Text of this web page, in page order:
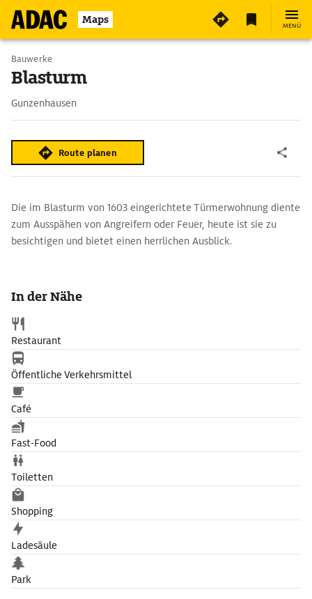
Maps MENÜ
Bauwerke
Blasturm
Gunzenhausen
Route planen
Die im Blasturm von 1603 eingerichtete Türmerwohnung diente
zum Ausspähen von Angreifern oder Feuer, heute ist sie zu
besichtigen und bietet einen herrlichen Ausblick.
In der Nähe
Restaurant
Öffentliche Verkehrsmittel
Café
Fast-Food
Toiletten
Shopping
Ladesäule
Park